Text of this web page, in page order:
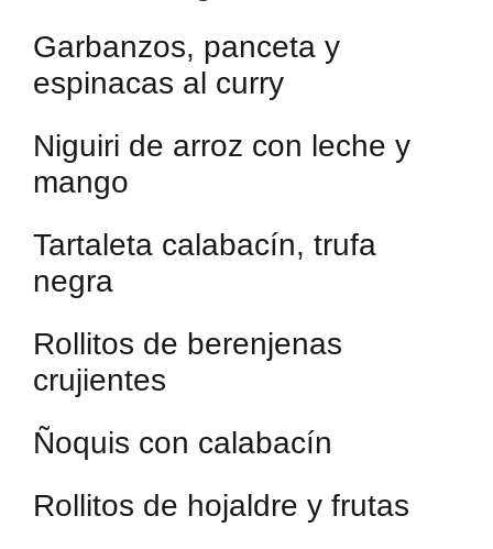
Garbanzos, panceta y
espinacas al curry
Niguiri de arroz con leche y
mango
Tartaleta calabacín, trufa
negra
Rollitos de berenjenas
crujientes
Ñoquis con calabacín
Rollitos de hojaldre y frutas